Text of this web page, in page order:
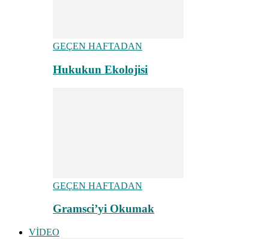
GEÇEN HAFTADAN
Hukukun Ekolojisi
GEÇEN HAFTADAN
Gramsci’yi Okumak
VİDEO